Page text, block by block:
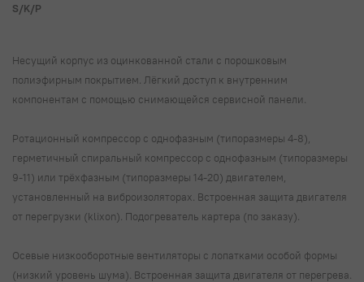
S/K/P
Несущий корпус из оцинкованной стали с порошковым
полиэфирным покрытием. Лёгкий доступ к внутренним
компонентам с помощью снимающейся сервисной панели.
Ротационный компрессор с однофазным (типоразмеры 4-8),
герметичный спиральный компрессор с однофазным (типоразмеры
9-11) или трёхфазным (типоразмеры 14-20) двигателем,
установленный на виброизоляторах. Встроенная защита двигателя
от перегрузки (klixon). Подогреватель картера (по заказу).
Осевые низкооборотные вентиляторы с лопатками особой формы
(низкий уровень шума). Встроенная защита двигателя от перегрева.